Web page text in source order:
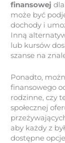
finansowej
może być
dochody i
Inną
lub kursów
szanse na
Ponadto,
finansowego
rodzinne, czy
społecznej
aby każdy z
dostępne